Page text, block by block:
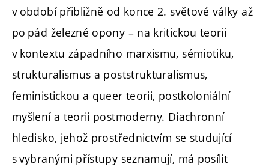
v období přibližně od konce 2. světové války až
po pád železné opony – na kritickou teorii
v kontextu západního marxismu, sémiotiku,
strukturalismus a poststrukturalismus,
feministickou a queer teorii, postkoloniální
myšlení a teorii postmoderny. Diachronní
hledisko, jehož prostřednictvím se studující
s vybranými přístupy seznamují, má posílit